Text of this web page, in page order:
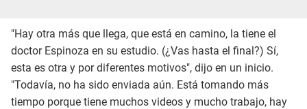
"Hay otra más que llega, que está en camino, la tiene el
doctor Espinoza en su estudio. (¿Vas hasta el final?) Sí,
esta es otra y por diferentes motivos", dijo en un inicio.
"Todavía, no ha sido enviada aún. Está tomando más
tiempo porque tiene muchos videos y mucho trabajo, hay